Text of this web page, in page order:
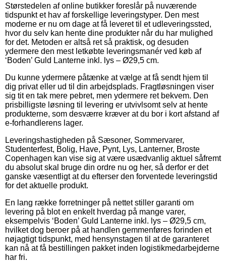
Størstedelen af online butikker foreslår på nuværende
tidspunkt et hav af forskellige leveringstyper. Den mest
moderne er nu om dage at få leveret til et udleveringssted,
hvor du selv kan hente dine produkter når du har mulighed
for det. Metoden er altså ret så praktisk, og desuden
ydermere den mest letkøbte leveringsmanér ved køb af
‘Boden’ Guld Lanterne inkl. lys – Ø29,5 cm.
Du kunne ydermere påtænke at vælge at få sendt hjem til
dig privat eller ud til din arbejdsplads. Fragtløsningen viser
sig tit en tak mere pebret, men ydermere ret bekvem. Den
prisbilligste løsning til levering er utvivlsomt selv at hente
produkterne, som desværre kræver at du bor i kort afstand af
e-forhandlerens lager.
Leveringshastigheden på Sæsoner, Sommervarer,
Studenterfest, Bolig, Have, Pynt, Lys, Lanterner, Broste
Copenhagen kan vise sig at være usædvanlig aktuel såfremt
du absolut skal bruge din ordre nu og her, så derfor er det
ganske væsentligt at du efterser den forventede leveringstid
for det aktuelle produkt.
En lang række forretninger på nettet stiller garanti om
levering på blot en enkelt hverdag på mange varer,
eksempelvis ‘Boden’ Guld Lanterne inkl. lys – Ø29,5 cm,
hvilket dog beroer på at handlen gemmenføres forinden et
nøjagtigt tidspunkt, med hensynstagen til at de garanteret
kan nå at få bestillingen pakket inden logistikmedarbejderne
har fri.